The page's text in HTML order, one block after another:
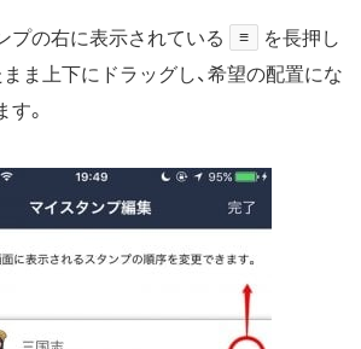
プの右に表示されている ≡
を長押し
まま上下にドラッグし、希望の配置にな
。